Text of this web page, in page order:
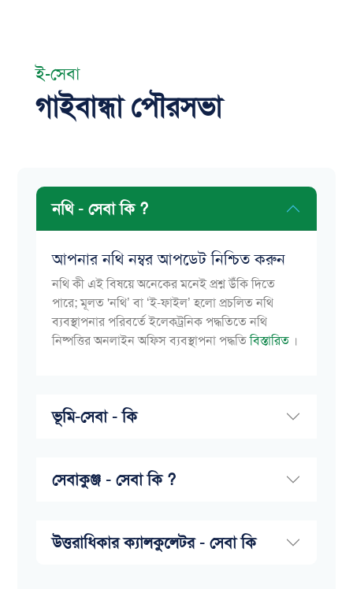
ই-সেবা
গাইবান্ধা পৌরসভা
নথি - সেবা কি ?
আপনার নথি নম্বর আপডেট নিশ্চিত করুন
নথি কী এই বিষয়ে অনেকের মনেই প্রশ্ন উঁকি দিতে
পারে; মূলত 'নথি’ বা ‘ই-ফাইল’ হলো প্রচলিত নথি
ব্যবস্থাপনার পরিবর্তে ইলেকট্রনিক পদ্ধতিতে নথি
নিষ্পত্তির অনলাইন অফিস ব্যবস্থাপনা পদ্ধতিবিস্তারিত ।
ভূমি-সেবা - কি
সেবাকুঞ্জ - সেবা কি ?
উত্তরাধিকার ক্যালকুলেটর - সেবা কি